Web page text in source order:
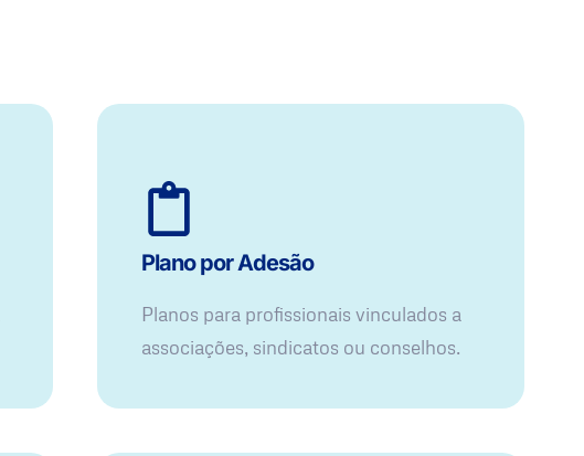
Plano por Adesão
Planos para profissionais vinculados a
associações, sindicatos ou conselhos.